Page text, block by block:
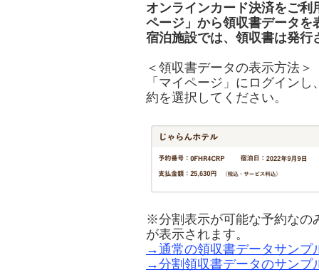
オンラインカード決済をご
ページ」から領収書データを
宿泊施設では、領収書は発行
＜領収書データの表示方法＞
「マイページ」にログイン
約を選択してください。
※分割表示が可能な予約なの
が表示されます。
→通常の領収書データサンプ
→分割領収書データのサンプ